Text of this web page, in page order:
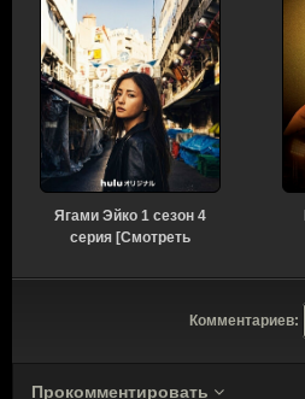
Ягами Эйко 1 сезон 4
серия [Смотреть
Комментариев:
Прокомментировать